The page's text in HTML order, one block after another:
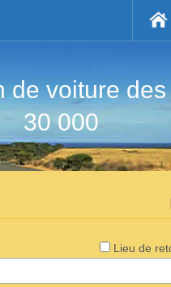
voiture
30 000
Lieu de